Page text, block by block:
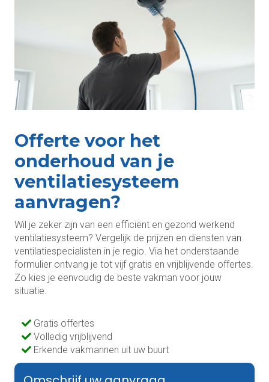
Offerte voor het
onderhoud van je
ventilatiesysteem
aanvragen?
Wil je zeker zijn van een efficiënt en gezond werkend
ventilatiesysteem? Vergelijk de prijzen en diensten van
ventilatiespecialisten in je regio. Via het onderstaande
formulier ontvang je tot vijf gratis en vrijblijvende offertes.
Zo kies je eenvoudig de beste vakman voor jouw
situatie.
Gratis offertes
Volledig vrijblijvend
Erkende vakmannen uit uw buurt